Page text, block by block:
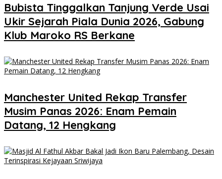
Bubista Tinggalkan Tanjung Verde Usai
Ukir Sejarah Piala Dunia 2026, Gabung
Klub Maroko RS Berkane
Manchester United Rekap Transfer
Musim Panas 2026: Enam Pemain
Datang, 12 Hengkang